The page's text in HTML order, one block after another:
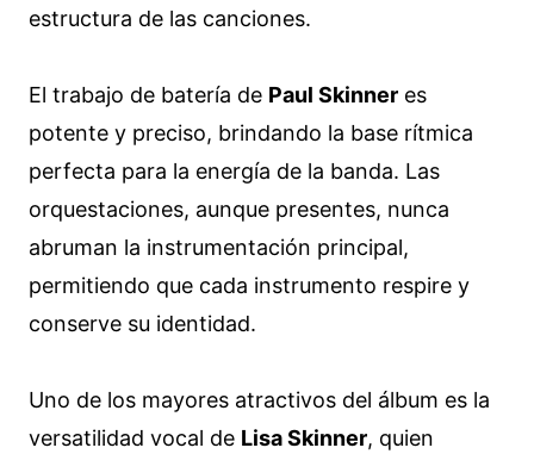
estructura de las canciones.
El trabajo de batería de Paul Skinner es
potente y preciso, brindando la base rítmica
perfecta para la energía de la banda. Las
orquestaciones, aunque presentes, nunca
abruman la instrumentación principal,
permitiendo que cada instrumento respire y
conserve su identidad.
Uno de los mayores atractivos del álbum es la
versatilidad vocal de Lisa Skinner, quien